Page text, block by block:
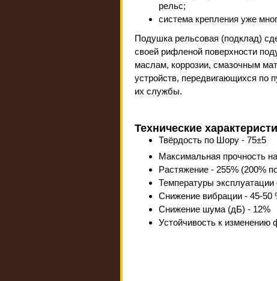
рельс;
система крепления уже
Подушка рельсовая (подклад)
своей рифленой поверхности
маслам, коррозии, смазочным
устройств, передвигающихся по
их службы.
Технические
Твёрдость по Шору - 75±5
Максимальная прочность
Растяжение - 255% (200%
Температуры эксплуатации
Снижение вибрации - 45-50
Снижение шума (дБ) - 12%
Устойчивость к изменению